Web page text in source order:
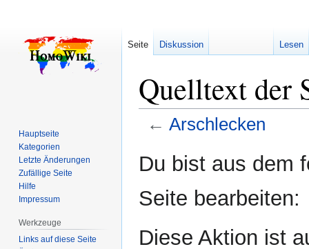
Quelltext der
← Arschlecken
Navigation
Suche
Du bist aus dem
Seite bearbeiten:
Diese Aktion ist
Seite Diskussion Lesen
Hauptseite
Kategorien
Letzte Änderungen
Zufällige Seite
Hilfe
Impressum
Werkzeuge
Links auf diese Seite